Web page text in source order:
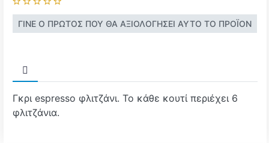
ΓΊΝΕ Ο ΠΡΏΤΟΣ ΠΟΥ ΘΑ ΑΞΙΟΛΌΓΗΣΕΙ ΑΥΤΌ ΤΟ ΠΡΟΪΌΝ
Γκρι espresso φλιτζάνι. Το κάθε κουτί περιέχει 6
φλιτζάνια.